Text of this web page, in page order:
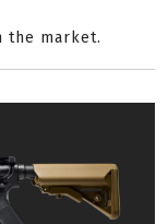
the market.